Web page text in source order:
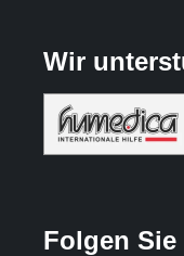
Wir
Folgen